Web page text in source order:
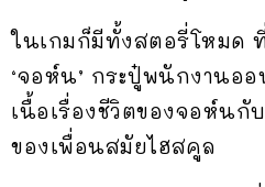
ในเกมก็มีทั้งสตอรี่โหมด
‘จอห์น’ กระปู๋พนักงานอ
เนื้อเรื่องชีวิตของจอห์นกั
ของเพื่อนสมัยไฮสคูล